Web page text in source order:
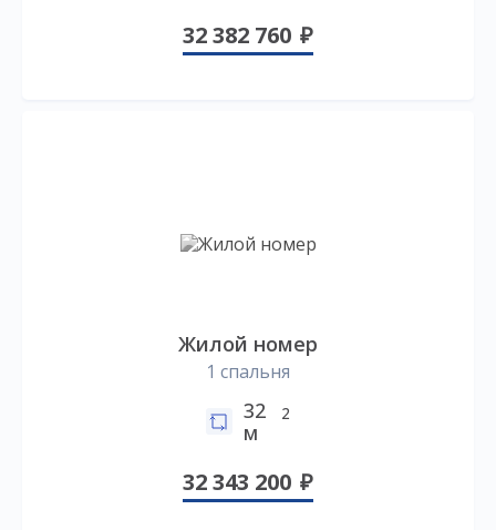
32 382 760
Жилой номер
1 спальня
32
м
2
32 343 200